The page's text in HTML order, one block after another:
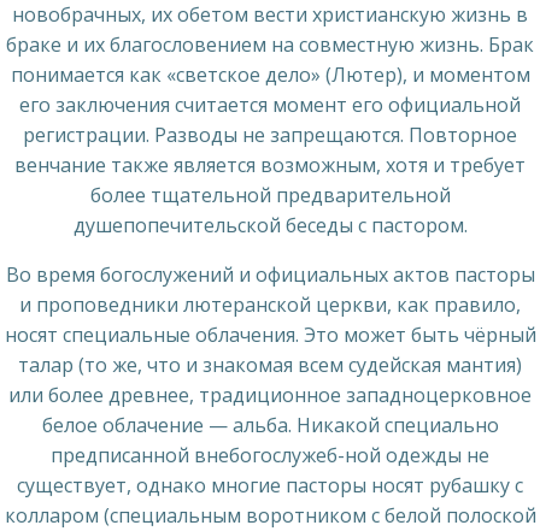
новобрачных, их обетом вести христианскую жизнь в
браке и их благословением на совместную жизнь. Брак
понимается как «светское дело» (Лютер), и моментом
его заключения считается момент его официальной
регистрации. Разводы не запрещаются. Повторное
венчание также является возможным, хотя и требует
более тщательной предварительной
душепопечительской беседы с пастором.
Во время богослужений и официальных актов пасторы
и проповедники лютеранской церкви, как правило,
носят специальные облачения. Это может быть чёрный
талар (то же, что и знакомая всем судейская мантия)
или более древнее, традиционное западноцерковное
белое облачение — альба. Никакой специально
предписанной внебогослужеб-ной одежды не
существует, однако многие пасторы носят рубашку с
колларом (специальным воротником с белой полоской